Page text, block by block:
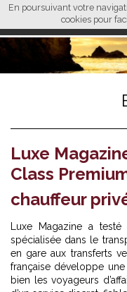
En poursuivant votre
cookies pour
L M
Luxe
Class
chauffeur
Luxe Magazine a
spécialisée dans le
en gare aux transferts
française développe
bien les voyageurs